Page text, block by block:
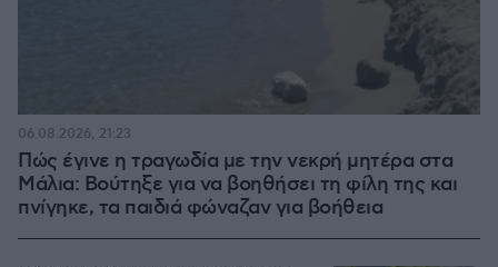
Πώς έγινε η τραγωδία με την νεκρή μητέρα στα
Μάλια: Βούτηξε για να βοηθήσει τη φίλη της και
πνίγηκε, τα παιδιά φώναζαν για βοήθεια
06.08.2026, 21:23